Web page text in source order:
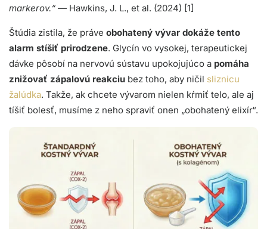
markerov.“ — Hawkins, J. L., et al. (2024) [1]
Štúdia zistila, že práve obohatený vývar dokáže tento
alarm stíšiť prirodzene. Glycín vo vysokej, terapeutickej
dávke pôsobí na nervovú sústavu upokojujúco a pomáha
znižovať zápalovú reakciu bez toho, aby ničil sliznicu
žalúdka. Takže, ak chcete vývarom nielen kŕmiť telo, ale aj
tíšiť bolesť, musíme z neho spraviť onen „obohatený elixír“.